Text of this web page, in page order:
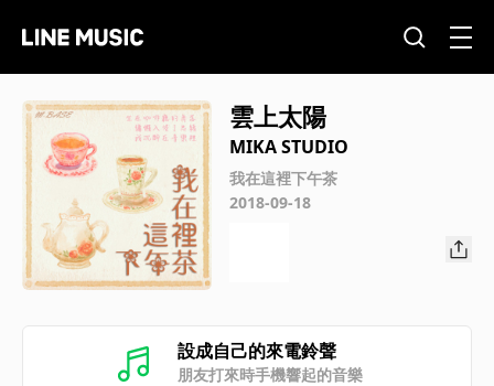
雲上太陽
MIKA STUDIO
我在這裡下午茶
2018-09-18
設成自己的來電鈴聲
朋友打來時手機響起的音樂